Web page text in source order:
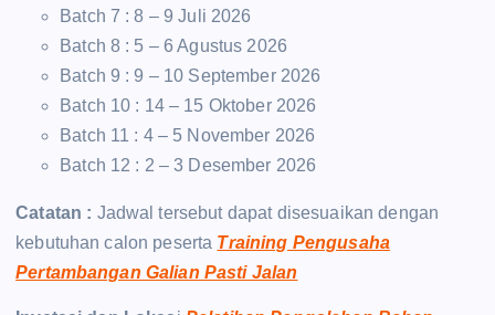
Batch 7 : 8 – 9 Juli 2026
Batch 8 : 5 – 6 Agustus 2026
Batch 9 : 9 – 10 September 2026
Batch 10 : 14 – 15 Oktober 2026
Batch 11 : 4 – 5 November 2026
Batch 12 : 2 – 3 Desember 2026
Catatan : Jadwal tersebut dapat disesuaikan dengan
kebutuhan calon peserta Training Pengusaha
Pertambangan Galian Pasti Jalan